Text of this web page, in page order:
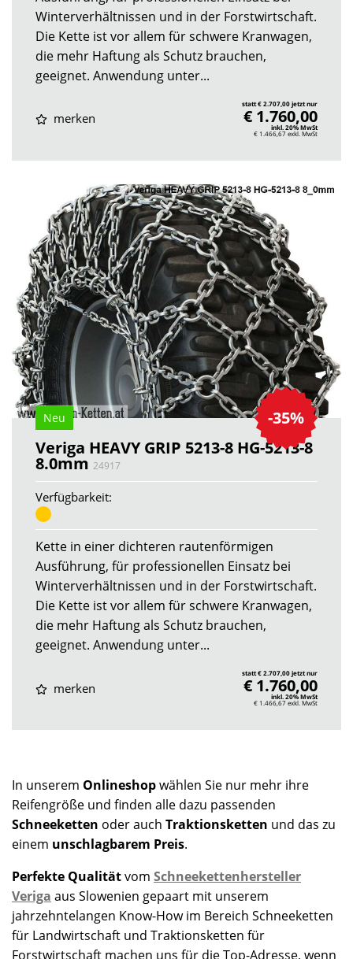
Winterverhältnissen und in der Forstwirtschaft.
Die Kette ist vor allem für schwere Kranwagen,
die mehr Haftung als Schutz brauchen,
geeignet. Anwendung unter...
merken
statt € 2.707,00 jetzt nur
€ 1.760,00
inkl. 20% MwSt
€ 1.466,67exkl. MwSt
-35%
Neu
Veriga HEAVY GRIP 5213-8 HG-5213-8
8.0mm 24917
Verfügbarkeit:
Kette in einer dichteren rautenförmigen
Ausführung, für professionellen Einsatz bei
Winterverhältnissen und in der Forstwirtschaft.
Die Kette ist vor allem für schwere Kranwagen,
die mehr Haftung als Schutz brauchen,
geeignet. Anwendung unter...
merken
statt € 2.707,00 jetzt nur
€ 1.760,00
inkl. 20% MwSt
€ 1.466,67exkl. MwSt
In unserem Onlineshopwählen Sie nur mehr ihre
Reifengröße und finden alle dazu passenden
Schneeketten oder auch Traktionsketten und das zu
einem unschlagbarem Preis.
Perfekte Qualitätvom Schneekettenhersteller
Veriga aus Slowenien gepaart mit unserem
jahrzehntelangen Know-How im Bereich Schneeketten
für Landwirtschaft und Traktionsketten für
Forstwirtschaft machen uns für die Top-Adresse, wenn